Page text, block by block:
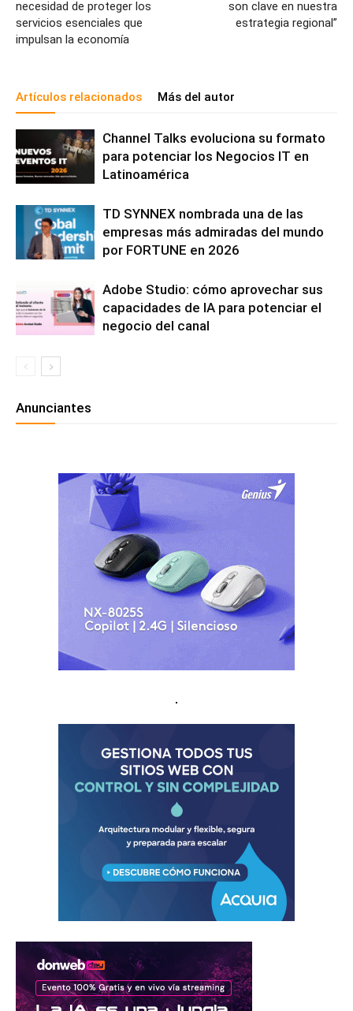
necesidad de proteger los
servicios esenciales que
impulsan la economía
son clave en nuestra
estrategia regional”
Artículos relacionados Más del autor
Channel Talks evoluciona su formato
para potenciar los Negocios IT en
Latinoamérica
TD SYNNEX nombrada una de las
empresas más admiradas del mundo
por FORTUNE en 2026
Adobe Studio: cómo aprovechar sus
capacidades de IA para potenciar el
negocio del canal
Anunciantes